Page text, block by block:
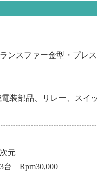
ンスファー金型・プレ
装部品、リレー、スイ
元
Rpm30,000